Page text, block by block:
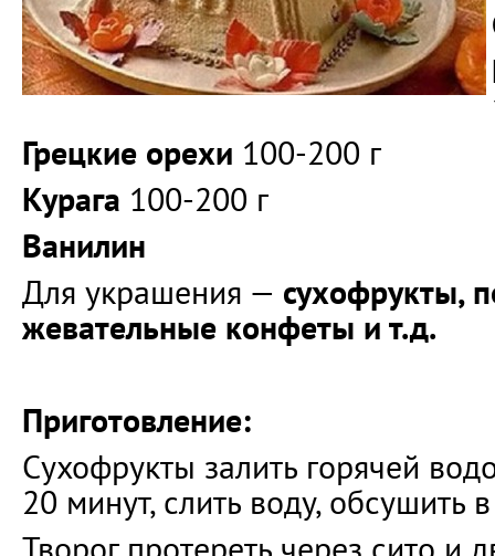
Грецкие орехи 100-200 г
Курага 100-200 г
Ванилин
Для украшения — сухофрукты,
жевательные конфеты и т.д.
Приготовление:
Сухофрукты залить горячей
20 минут, слить воду, обсушить